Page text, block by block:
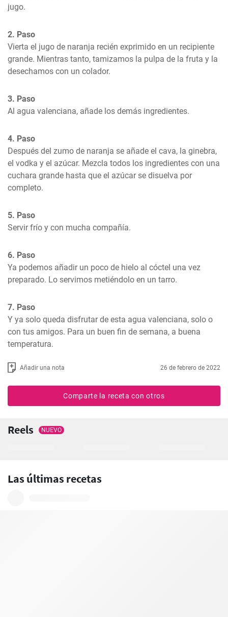
jugo.
2. Paso
Vierta el jugo de naranja recién exprimido en un recipiente
grande. Mientras tanto, tamizamos la pulpa de la fruta y la
desechamos con un colador.
3. Paso
Al agua valenciana, añade los demás ingredientes.
4. Paso
Después del zumo de naranja se añade el cava, la ginebra,
el vodka y el azúcar. Mezcla todos los ingredientes con una
cuchara grande hasta que el azúcar se disuelva por
completo.
5. Paso
Servir frío y con mucha compañía.
6. Paso
Ya podemos añadir un poco de hielo al cóctel una vez
preparado. Lo servimos metiéndolo en un tarro.
7. Paso
Y ya solo queda disfrutar de esta agua valenciana, solo o
con tus amigos. Para un buen fin de semana, a buena
temperatura.
Añadir una nota 26 de febrero de 2022
Comparte la receta con otros
Reels NUEVO
Las últimas recetas